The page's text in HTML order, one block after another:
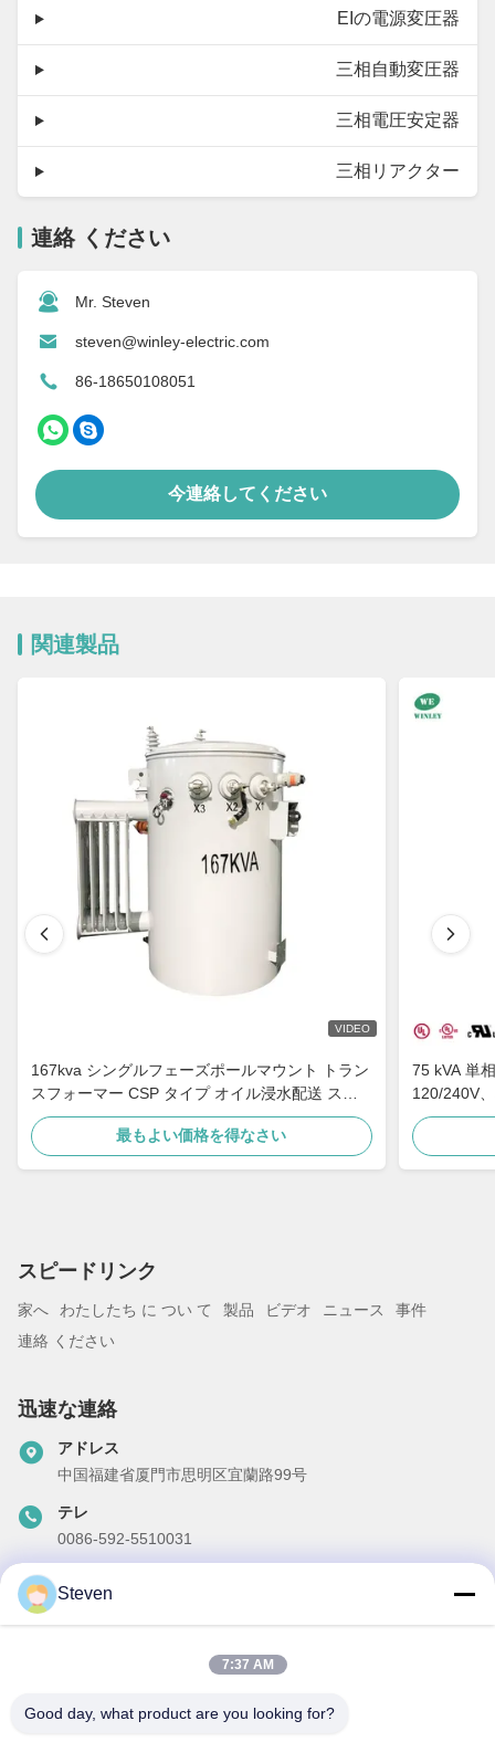
EIの電源変圧器
三相自動変圧器
三相電圧安定器
三相リアクター
連絡 ください
Mr. Steven
steven@winley-electric.com
86-18650108051
今連絡してください
関連製品
VIDEO
167kva シングルフェーズポールマウント トラン
スフォーマー CSP タイプ オイル浸水配送 ステ
ップダウン 4160v から 480v
最もよい価格を得なさい
75 kVA 単
120/240V
スピードリンク
家へ わたしたち に つい て 製品 ビデオ ニュース
事件
連絡 ください
迅速な連絡
アドレス
中国福建省厦門市思明区宜蘭路99号
テレ
0086-592-5510031
steven@winley-electric.com
私たちのニュースレター
Steven
7:37 AM
Good day, what product are you looking for?